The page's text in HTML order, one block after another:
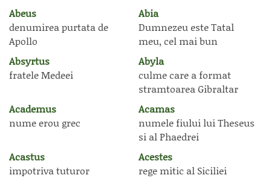
Abeus
denumirea purtata de
Apollo
Abia
Dumnezeu este Tatal
meu, cel mai bun
Absyrtus
fratele Medeei
Abyla
culme care a format
stramtoarea Gibraltar
Academus
nume erou grec
Acamas
numele fiului lui Theseus
si al Phaedrei
Acastus
impotriva tuturor
Acestes
rege mitic al Siciliei